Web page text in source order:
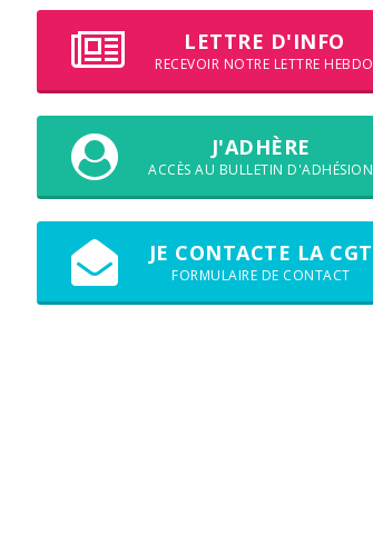
LETTRE D'INFO
RECEVOIR NOTRE LETTRE HEBDO
J'ADHÈRE
ACCÈS AU BULLETIN D'ADHÉSION
JE CONTACTE LA CGT
FORMULAIRE DE CONTACT